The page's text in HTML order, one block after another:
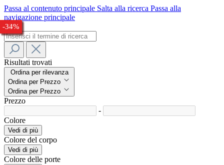
Passa al contenuto principale Salta alla ricerca Passa alla
navigazione principale
Risultati trovati
Ordina per rilevanza
Ordina per Prezzo
Ordina per Prezzo
Prezzo
-
Colore
Vedi di più
Colore del corpo
Vedi di più
Colore delle porte
-32%
-28%
-24%
-25%
-25%
-28%
-28%
-30%
-33%
-34%